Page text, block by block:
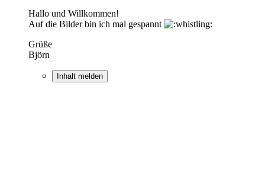
Hallo und Willkommen!
Auf die Bilder bin ich mal gespannt
Grüße
Björn
Inhalt melden